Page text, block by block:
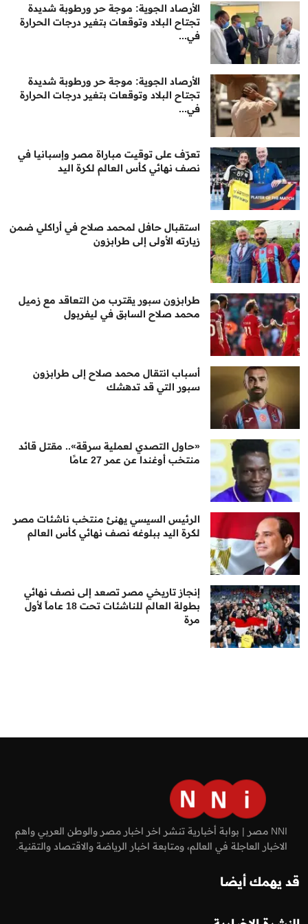
الأرصاد الجوية: موجة حر ورطوبة شديدة
تجتاح البلاد وتوقعات بتغير درجات الحرارة
في...
الأرصاد الجوية: موجة حر ورطوبة شديدة
تجتاح البلاد وتوقعات بتغير درجات الحرارة
في...
تعرّف على توقيت مباراة مصر وإسبانيا في
نصف نهائي كأس العالم لكرة اليد
استقبال حافل لمحمد صلاح في أراكلي ضمن
زيارته الأولى إلى طرابزون
طرابزون سبور يقترب من التعاقد مع زميل
محمد صلاح السابق في ليفربول
أسباب انتقال محمد صلاح إلى طرابزون
سبور التي قد تدهشك
«حاول التصدي لعملية سرقة».. مقتل قائد
منتخب أوغندا عن عمر 27 عامًا
الرئيس السيسي يهنئ منتخب ناشئات مصر
لكرة اليد ببلوغه نصف نهائي كأس العالم
إنجاز تاريخي مصر تصعد إلى نصف نهائي
بطولة العالم للناشئات تحت 18 عاماً لأول
مرة
NNI مصر | بوابة أخبارية تنشر اخر اخبار مصر والوطن العربي واهم
الاخبار العاجلة في العالم، ومتابعة اخبار الرياضة والاقتصاد والتقنية.
قد يهمك أيضا